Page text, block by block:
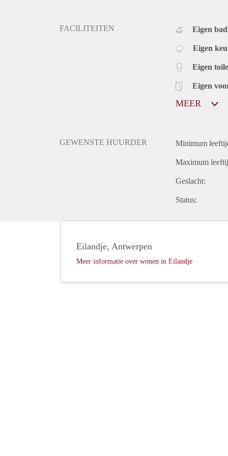
FACILITEITEN Eigen
Eigen
Eigen
Eigen
MEER
GEWENSTE HUURDER Minimum
Maximum
Geslacht:
Status:
Eilandje, Antwerpen
Meer informatie over wonen in Eilandje